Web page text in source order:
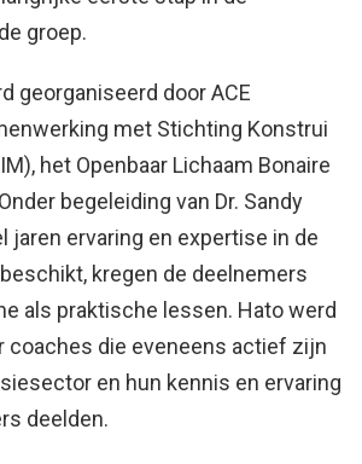
groep.
georganiseerd door ACE
met Stichting Konstrui
het Openbaar Lichaam Bonaire
begeleiding van Dr. Sandy
jaren ervaring en expertise in de
kregen de deelnemers
als praktische lessen. Hato werd
coaches die eveneens actief zijn
en hun kennis en ervaring
deelden.